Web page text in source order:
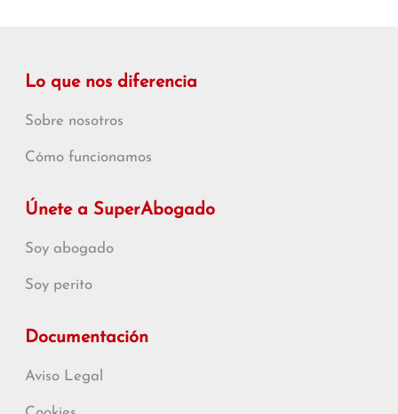
Lo que nos diferencia
Sobre nosotros
Cómo funcionamos
Únete a SuperAbogado
Soy abogado
Soy perito
Documentación
Aviso Legal